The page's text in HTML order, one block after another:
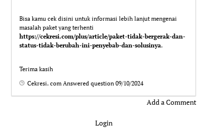
Bisa kamu cek disini untuk informasi lebih lanjut mengenai
masalah paket yang terhenti
https://cekresi.com/plus/article/paket-tidak-bergerak-dan-
status-tidak-berubah-ini-penyebab-dan-solusinya.
Terima kasih
Cekresi. com Answered question09/10/2024
Add a Comment
Login